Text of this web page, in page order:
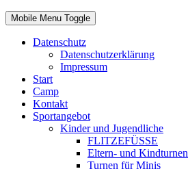
Mobile Menu Toggle
Datenschutz
Datenschutzerklärung
Impressum
Start
Camp
Kontakt
Sportangebot
Kinder und Jugendliche
FLITZEFÜSSE
Eltern- und Kindturnen
Turnen für Minis